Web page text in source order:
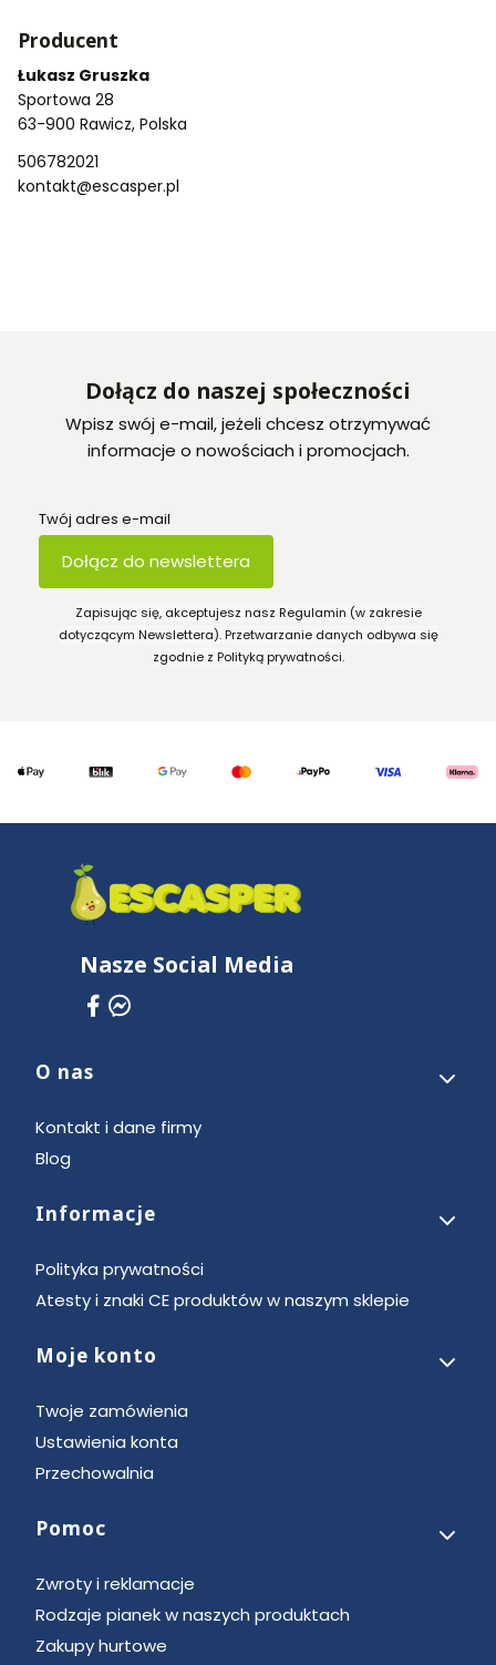
Producent
Łukasz Gruszka
Sportowa 28
63-900 Rawicz, Polska
506782021
kontakt@escasper.pl
Dołącz do naszej społeczności
Wpisz swój e-mail, jeżeli chcesz otrzymywać
informacje o nowościach i promocjach.
Twój adres e-mail
Dołącz do newslettera
Zapisując się, akceptujesz nasz Regulamin (w zakresie
dotyczącym Newslettera). Przetwarzanie danych odbywa się
zgodnie z Polityką prywatności.
Nasze Social Media
Linki w stopce
O nas
Kontakt i dane firmy
Blog
Informacje
Polityka prywatności
Atesty i znaki CE produktów w naszym sklepie
Moje konto
Twoje zamówienia
Ustawienia konta
Przechowalnia
Pomoc
Zwroty i reklamacje
Rodzaje pianek w naszych produktach
Zakupy hurtowe